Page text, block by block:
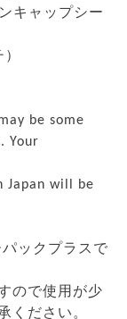
キャップシー
be some
Your
Japan will be
ックプラスで
ので使用が少
ください。